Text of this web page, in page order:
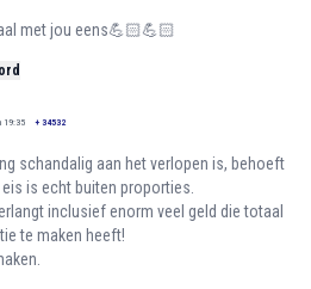
met jou eens💪🏻💪🏻
19:35 + 34532
schandalig aan het verlopen is, behoeft
is echt buiten proporties.
inclusief enorm veel geld die totaal
te maken heeft!